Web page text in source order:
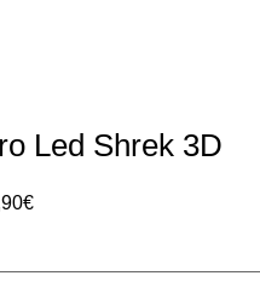
Led Shrek 3D
Preço